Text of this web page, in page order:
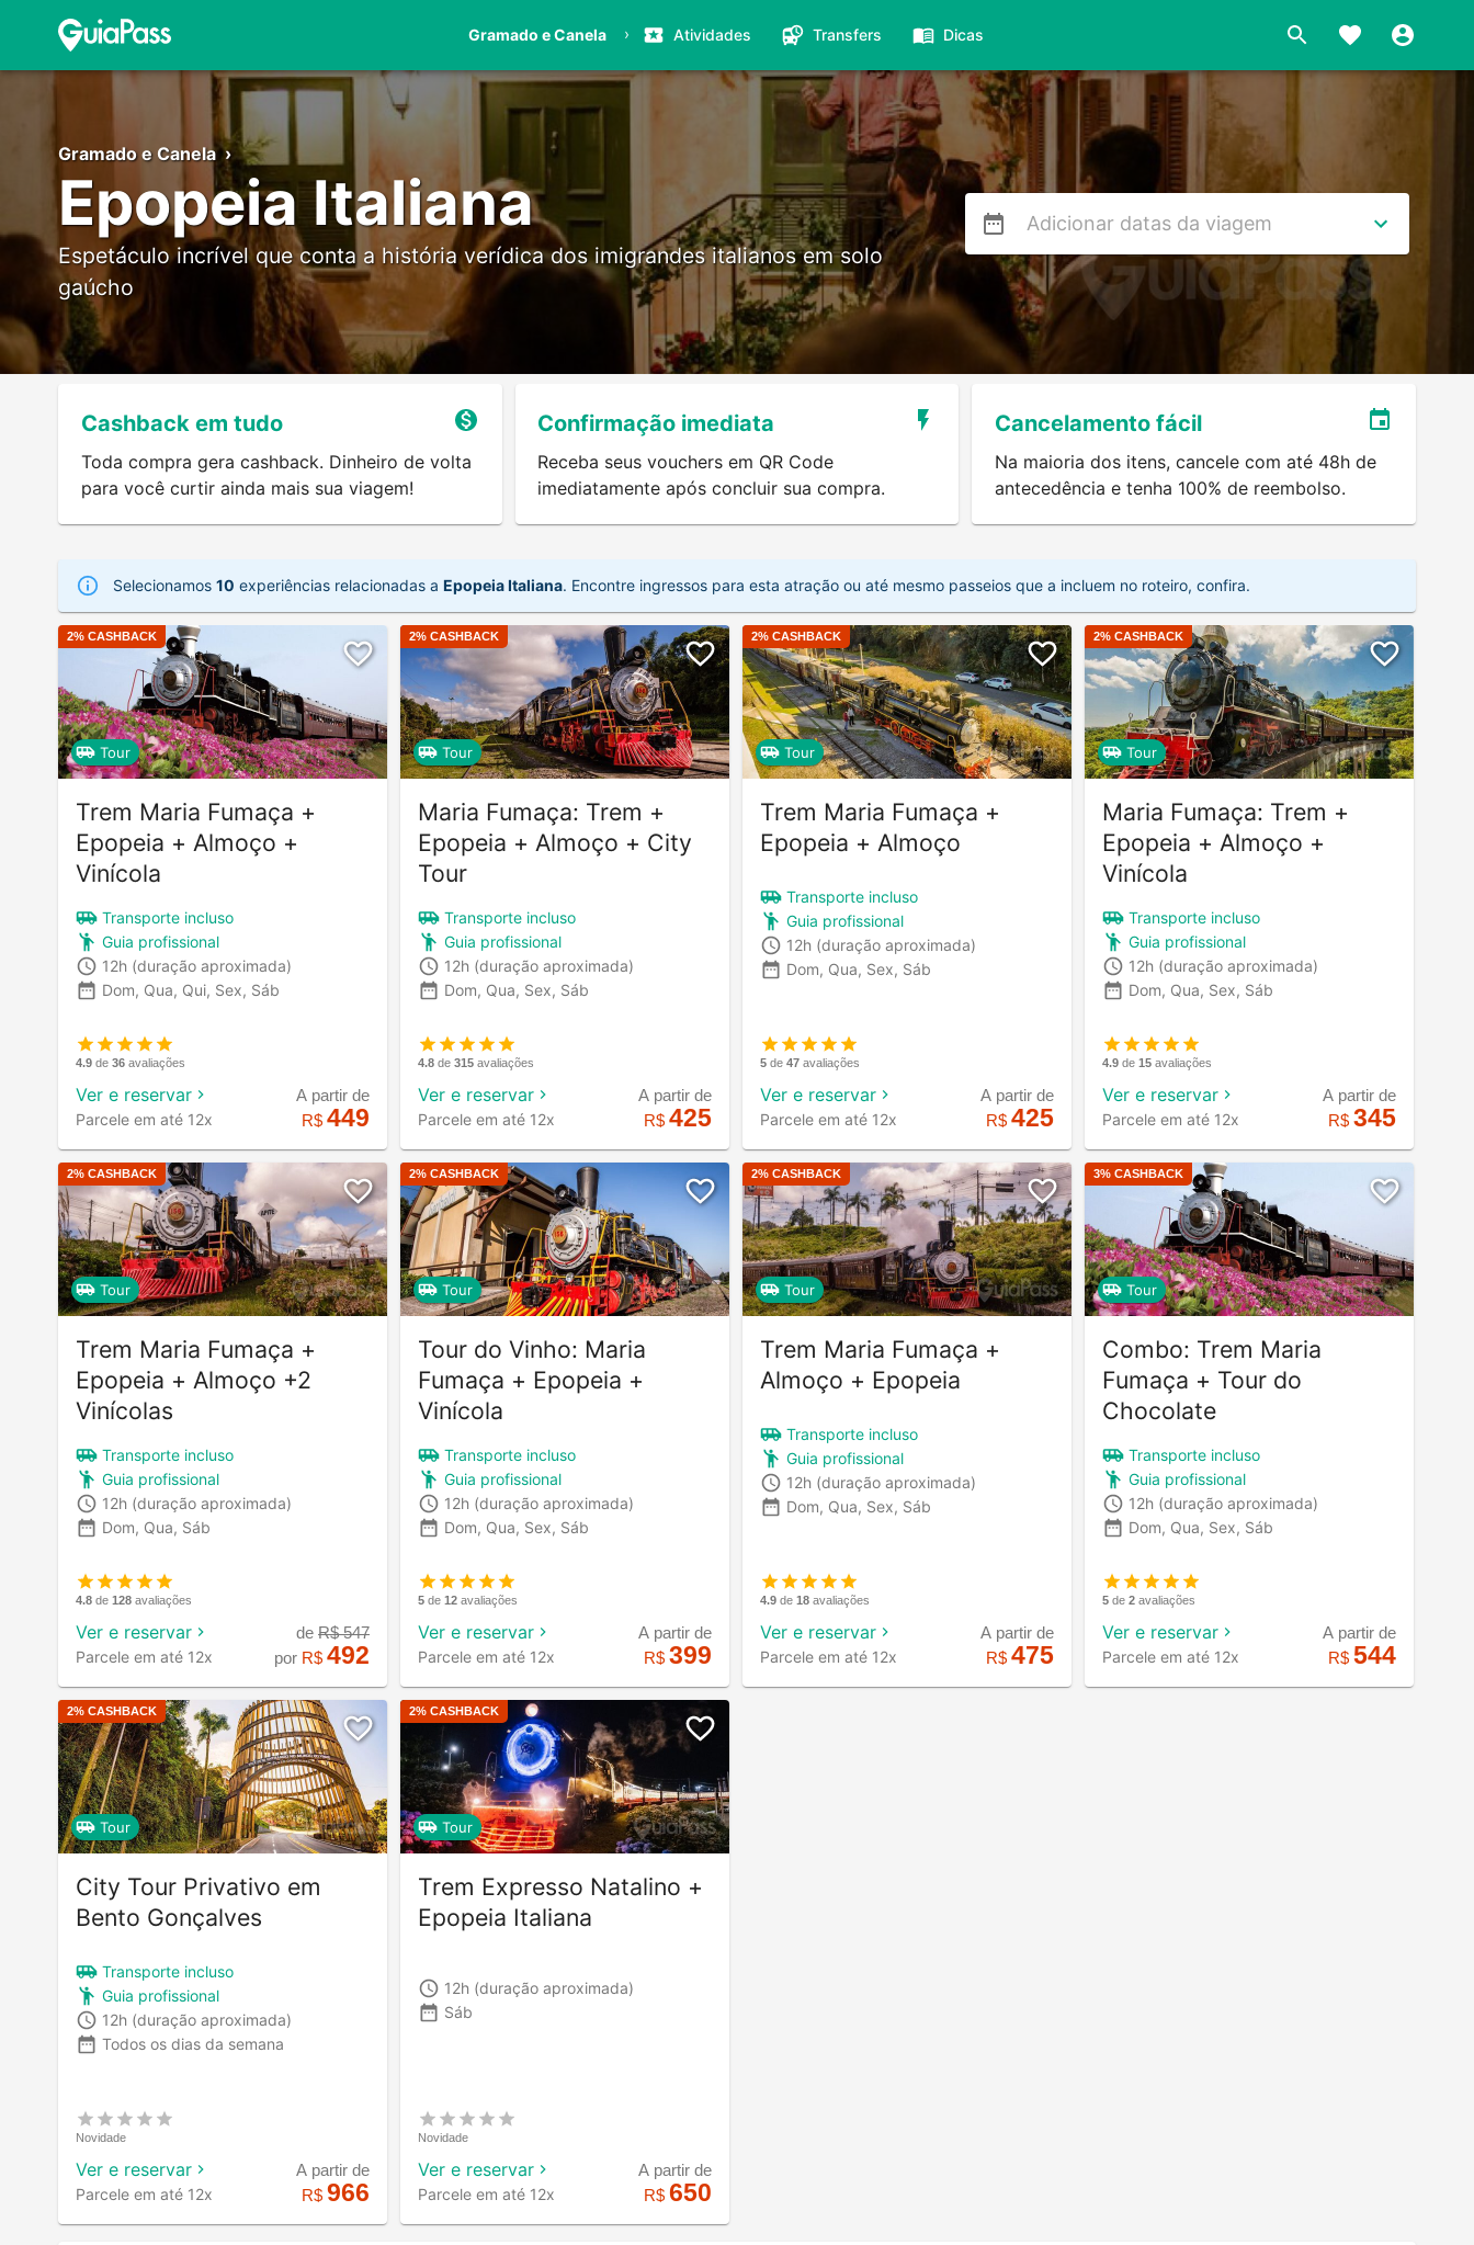
Gramado e Canela › Atividades Transfers Dicas
Gramado e Canela ›
Epopeia Italiana
Espetáculo incrível que conta a história verídica dos imigrandes italianos em solo
gaúcho
Cashback em tudo
Toda compra gera cashback. Dinheiro de volta
para você curtir ainda mais sua viagem!
Confirmação imediata
Receba seus vouchers em QR Code
imediatamente após concluir sua compra.
Cancelamento fácil
Na maioria dos itens, cancele com até 48h de
antecedência e tenha 100% de reembolso.
Selecionamos 10 experiências relacionadas a Epopeia Italiana. Encontre ingressos para esta atração ou até mesmo passeios que a incluem no roteiro, confira.
2% CASHBACK
Tour
Trem Maria Fumaça +
Epopeia + Almoço +
Vinícola
Transporte incluso
Guia profissional
12h (duração aproximada)
Dom, Qua, Qui, Sex, Sáb
4.9 de 36 avaliações
Ver e reservar
Parcele em até 12x
A partir de
R$ 449
2% CASHBACK
Tour
Maria Fumaça: Trem +
Epopeia + Almoço + City
Tour
Transporte incluso
Guia profissional
12h (duração aproximada)
Dom, Qua, Sex, Sáb
4.8 de 315 avaliações
Ver e reservar
Parcele em até 12x
A partir de
R$ 425
2% CASHBACK
Tour
Trem Maria Fumaça +
Epopeia + Almoço
Transporte incluso
Guia profissional
12h (duração aproximada)
Dom, Qua, Sex, Sáb
5 de 47 avaliações
Ver e reservar
Parcele em até 12x
A partir de
R$ 425
2% CASHBACK
Tour
Maria Fumaça: Trem +
Epopeia + Almoço +
Vinícola
Transporte incluso
Guia profissional
12h (duração aproximada)
Dom, Qua, Sex, Sáb
4.9 de 15 avaliações
Ver e reservar
Parcele em até 12x
A partir de
R$ 345
2% CASHBACK
Tour
Trem Maria Fumaça +
Epopeia + Almoço +2
Vinícolas
Transporte incluso
Guia profissional
12h (duração aproximada)
Dom, Qua, Sáb
4.8 de 128 avaliações
Ver e reservar
Parcele em até 12x
de R$547
por R$ 492
2% CASHBACK
Tour
Tour do Vinho: Maria
Fumaça + Epopeia +
Vinícola
Transporte incluso
Guia profissional
12h (duração aproximada)
Dom, Qua, Sex, Sáb
5 de 12 avaliações
Ver e reservar
Parcele em até 12x
A partir de
R$ 399
2% CASHBACK
Tour
Trem Maria Fumaça +
Almoço + Epopeia
Transporte incluso
Guia profissional
12h (duração aproximada)
Dom, Qua, Sex, Sáb
4.9 de 18 avaliações
Ver e reservar
Parcele em até 12x
A partir de
R$ 475
3% CASHBACK
Tour
Combo: Trem Maria
Fumaça + Tour do
Chocolate
Transporte incluso
Guia profissional
12h (duração aproximada)
Dom, Qua, Sex, Sáb
5 de 2 avaliações
Ver e reservar
Parcele em até 12x
A partir de
R$ 544
2% CASHBACK
Tour
City Tour Privativo em
Bento Gonçalves
Transporte incluso
Guia profissional
12h (duração aproximada)
Todos os dias da semana
Novidade
Ver e reservar
Parcele em até 12x
A partir de
R$ 966
2% CASHBACK
Tour
Trem Expresso Natalino +
Epopeia Italiana
12h (duração aproximada)
Sáb
Novidade
Ver e reservar
Parcele em até 12x
A partir de
R$ 650